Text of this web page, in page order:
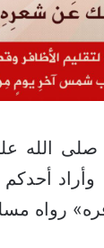
الله
وأراد
رواه